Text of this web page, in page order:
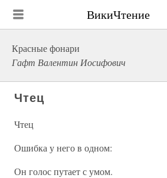
ВикиЧтение
Красные фонари
Гафт Валентин Иосифович
Чтец
Чтец
Ошибка у него в одном:
Он голос путает с умом.